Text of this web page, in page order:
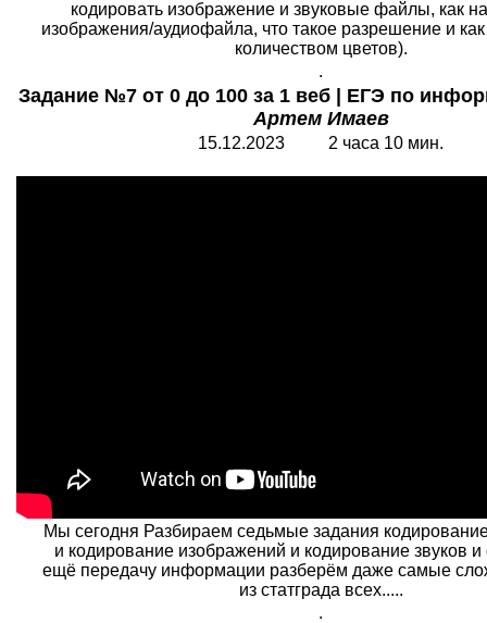
кодировать изображение и звуковые файлы, как
изображения/аудиофайла, что такое разрешение и
количеством цветов).
.
Задание №7 от 0 до 100 за 1 веб | ЕГЭ по
Артем Имаев
15.12.2023 2 часа 10 мин.
Мы сегодня Разбираем седьмые задания
и кодирование изображений и кодирование звуков и
ещё передачу информации разберём даже самые
из статграда всех.....
.